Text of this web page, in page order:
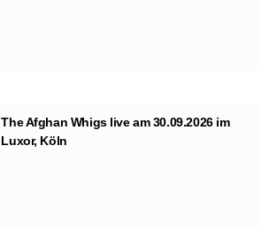
The Afghan Whigs live am 30.09.2026 im
Luxor, Köln